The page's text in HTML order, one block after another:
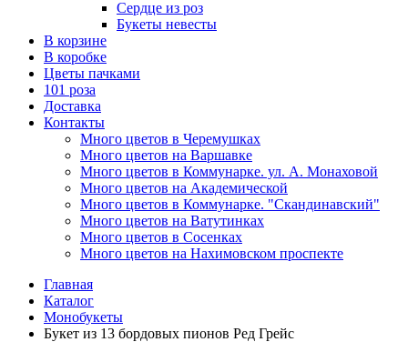
Сердце из роз
Букеты невесты
В корзине
В коробке
Цветы пачками
101 роза
Доставка
Контакты
Много цветов в Черемушках
Много цветов на Варшавке
Много цветов в Коммунарке. ул. А. Монаховой
Много цветов на Академической
Много цветов в Коммунарке. "Скандинавский"
Много цветов на Ватутинках
Много цветов в Сосенках
Много цветов на Нахимовском проспекте
Главная
Каталог
Монобукеты
Букет из 13 бордовых пионов Ред Грейс